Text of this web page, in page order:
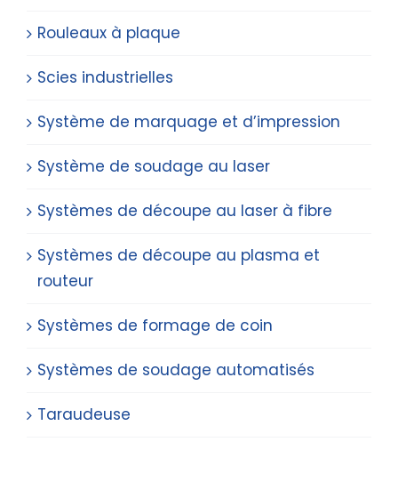
Rouleaux à plaque
Scies industrielles
Système de marquage et d’impression
Système de soudage au laser
Systèmes de découpe au laser à fibre
Systèmes de découpe au plasma et
routeur
Systèmes de formage de coin
Systèmes de soudage automatisés
Taraudeuse